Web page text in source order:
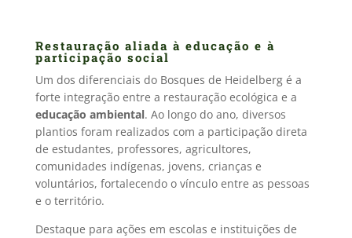
Restauração aliada à educação e à
participação social
Um dos diferenciais do Bosques de Heidelberg é a
forte integração entre a restauração ecológica e a
educação ambiental. Ao longo do ano, diversos
plantios foram realizados com a participação direta
de estudantes, professores, agricultores,
comunidades indígenas, jovens, crianças e
voluntários, fortalecendo o vínculo entre as pessoas
e o território.
Destaque para ações em escolas e instituições de